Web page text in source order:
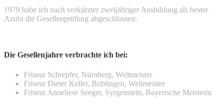
1979 habe ich nach verkürzter zweijähriger Ausbildung als bester
Azubi die Gesellenprüfung abgeschlossen.
Die Gesellenjahre verbrachte ich bei:
Friseur Schrepfer, Nürnberg, Weltmeister
Friseur Dieter Keller, Böblingen, Weltmeister
Friseur Anneliese Seeger, Syrgenstein, Bayerische Meisterin